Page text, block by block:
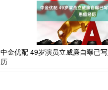
中金优配 49岁演员立威廉自曝已
历